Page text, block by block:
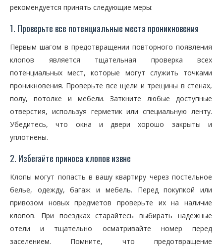
рекомендуется принять следующие меры:
1. Проверьте все потенциальные места проникновения
Первым шагом в предотвращении повторного появления
клопов является тщательная проверка всех
потенциальных мест, которые могут служить точками
проникновения. Проверьте все щели и трещины в стенах,
полу, потолке и мебели. Заткните любые доступные
отверстия, используя герметик или специальную ленту.
Убедитесь, что окна и двери хорошо закрыты и
уплотнены.
2. Избегайте приноса клопов извне
Клопы могут попасть в вашу квартиру через постельное
белье, одежду, багаж и мебель. Перед покупкой или
привозом новых предметов проверьте их на наличие
клопов. При поездках старайтесь выбирать надежные
отели и тщательно осматривайте номер перед
заселением. Помните, что предотвращение